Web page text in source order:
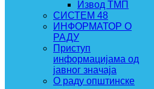
Извод ТМП
СИСТЕМ 48
ИНФОРМАТОР О
РАДУ
Приступ
информацијама од
јавног значаја
О раду општинске